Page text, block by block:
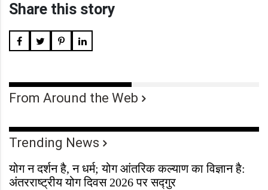
Share this story
From Around the Web
Trending News
योग न दर्शन है, न धर्म; योग आंतरिक कल्याण का विज्ञान है:
अंतरराष्ट्रीय योग दिवस 2026 पर सद्गुर